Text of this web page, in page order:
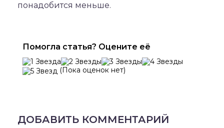
понадобится меньше.
Помогла статья? Оцените её
(Пока оценок нет)
ДОБАВИТЬ КОММЕНТАРИЙ